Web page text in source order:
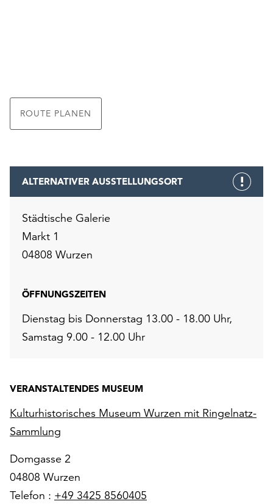
ROUTE PLANEN
ALTERNATIVER AUSSTELLUNGSORT
Städtische Galerie
Markt 1
04808 Wurzen
ÖFFNUNGSZEITEN
Dienstag bis Donnerstag 13.00 - 18.00 Uhr,
Samstag 9.00 - 12.00 Uhr
VERANSTALTENDES MUSEUM
Kulturhistorisches Museum Wurzen mit Ringelnatz-
Sammlung
Domgasse 2
04808 Wurzen
Telefon : +49 3425 8560405